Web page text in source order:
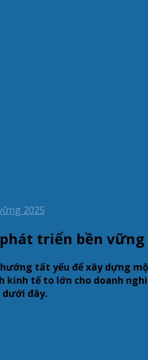
triển bền vững
tất yếu để xây dựng
tế to lớn cho doanh
đây.